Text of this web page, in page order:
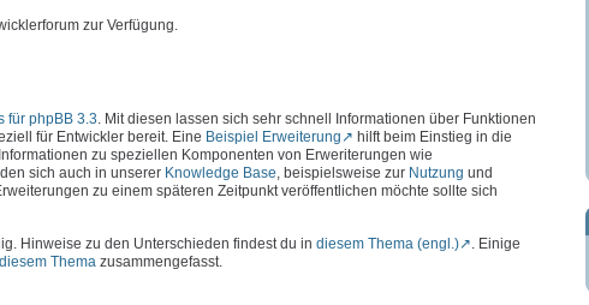
zur Verfügung.
für phpBB 3.3 . Mit diesen lassen sich sehr schnell Informationen über Funktionen
für Entwickler bereit. Eine Beispiel Erweiterung
hilft beim Einstieg in die
Informationen zu speziellen Komponenten von Erweriterungen wie
sich auch in unserer Knowledge Base , beispielsweise zur Nutzung und
zu einem späteren Zeitpunkt veröffentlichen möchte sollte sich
Hinweise zu den Unterschieden findest du in diesem Thema (engl.)
. Einige
diesem Thema zusammengefasst.